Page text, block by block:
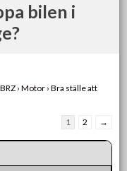
bilen i
› Motor › Bra ställe att
1 2 →